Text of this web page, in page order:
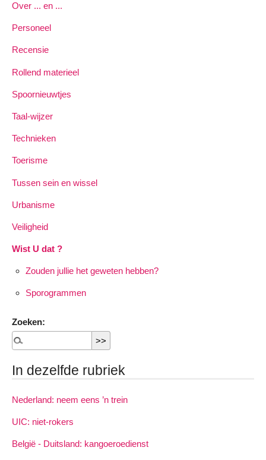
Over ... en ...
Personeel
Recensie
Rollend materieel
Spoornieuwtjes
Taal-wijzer
Technieken
Toerisme
Tussen sein en wissel
Urbanisme
Veiligheid
Wist U dat ?
Zouden jullie het geweten hebben?
Sporogrammen
Zoeken:
In dezelfde rubriek
Nederland: neem eens ’n trein
UIC: niet-rokers
België - Duitsland: kangoeroedienst